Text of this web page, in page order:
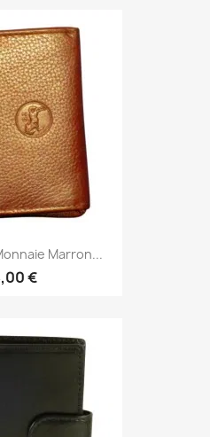
Marron...
€